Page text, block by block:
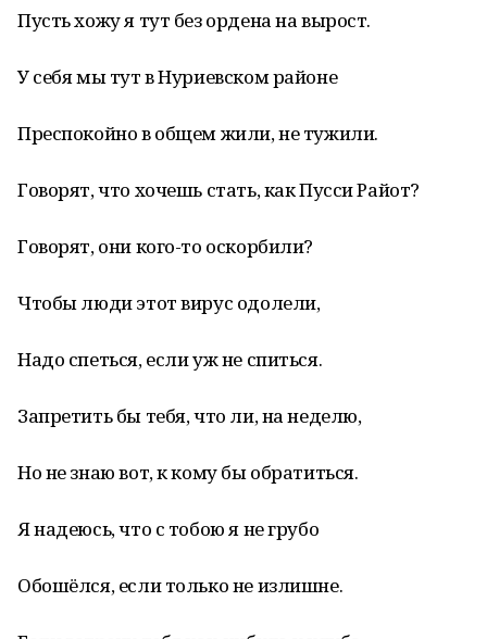
Пусть хожу я тут без ордена на вырост.
У себя мы тут в Нуриевском районе
Преспокойно в общем жили, не тужили.
Говорят, что хочешь стать, как Пусси Райот?
Говорят, они кого-то оскорбили?
Чтобы люди этот вирус одолели,
Надо спеться, если уж не спиться.
Запретить бы тебя, что ли, на неделю,
Но не знаю вот, к кому бы обратиться.
Я надеюсь, что с тобою я не грубо
Обошёлся, если только не излишне.